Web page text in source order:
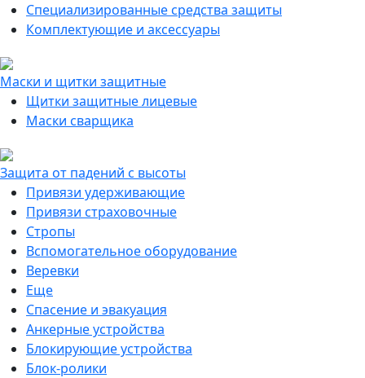
Специализированные средства защиты
Комплектующие и аксессуары
Маски и щитки защитные
Щитки защитные лицевые
Маски сварщика
Защита от падений с высоты
Привязи удерживающие
Привязи страховочные
Стропы
Вспомогательное оборудование
Веревки
Еще
Спасение и эвакуация
Анкерные устройства
Блокирующие устройства
Блок-ролики